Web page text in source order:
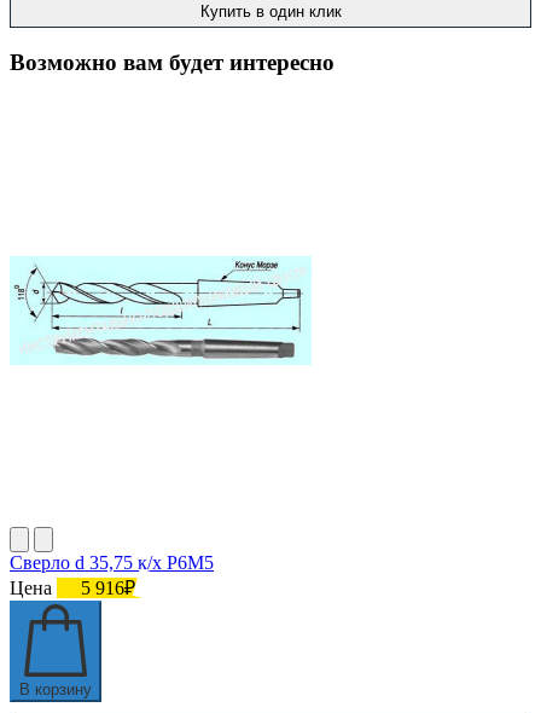
Купить в один клик
Возможно вам будет интересно
Сверло d 35,75 к/х Р6М5
Цена
5 916₽
В корзину